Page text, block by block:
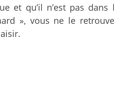
et qu’il n’est pas
», vous ne le